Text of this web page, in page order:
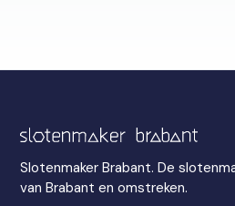
Slotenmaker Brabant. De
van Brabant en omstreken.